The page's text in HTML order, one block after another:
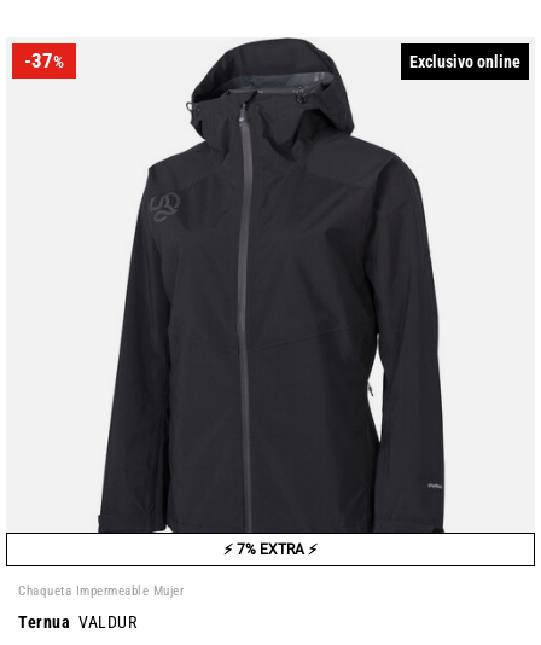
-37% Exclusivo online
⚡ 7% EXTRA ⚡
Chaqueta Impermeable Mujer
Ternua VALDUR